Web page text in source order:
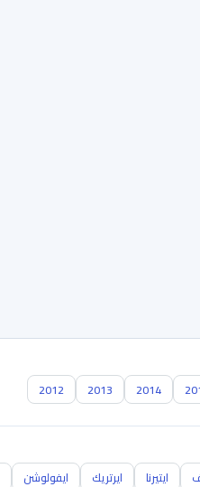
2014
2013
2012
ايتيرنا ايرتريك ايفولوشن